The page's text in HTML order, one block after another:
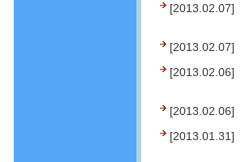
[2013.02.07]
[2013.02.07]
[2013.02.06]
[2013.02.06]
[2013.01.31]